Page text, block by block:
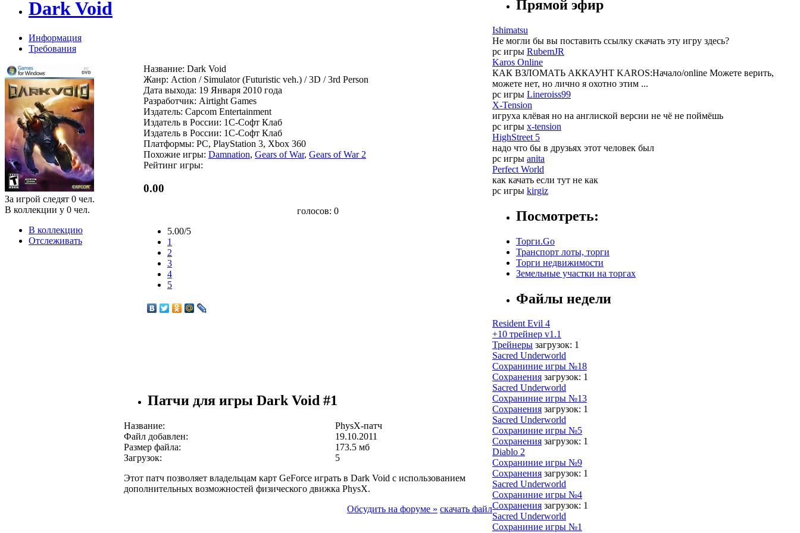
Dark Void
Информация
Требования
За игрой следят 0 чел.
В коллекции у 0 чел.
В коллекцию
Отслеживать
Название: Dark Void
Жанр: Action / Simulator (Futuristic veh.) / 3D / 3rd Person
Дата выхода: 19 Января 2010 года
Разработчик: Airtight Games
Издатель: Capcom Entertainment
Издатель в России: 1C-Софт Клаб
Издатель в России: 1C-Софт Клаб
Платформы: PC, PlayStation 3, Xbox 360
Похожие игры: Damnation, Gears of War, Gears of War 2
Рейтинг игры:
0.00
голосов: 0
5.00/5
1
2
3
4
5
Патчи для игры Dark Void #1
Название:
PhysX-патч
Файл добавлен:
19.10.2011
Размер файла:
173.5 мб
Загрузок:
5
Этот патч позволяет владельцам карт GeForce играть в Dark Void с использованием
дополнительных возможностей физического движка PhysX.
Обсудить на форуме » скачать файл
Прямой эфир
Ishimatsu
Не могли бы вы поставить ссылку скачать эту игру здесь?
pc игры RubemJR
Karos Online
КАК ВЗЛОМАТЬ АККАУНТ KAROS:Начало/online Можете верить,
можете нет, но лично я охотно этим ...
pc игры Lineroiss99
X-Tension
игруха клёвая но на англиской версии не чё не поймёшь
pc игры x-tension
HighStreet 5
надо что бы в друзьях этот человек был
pc игры anita
Perfect World
как качать если тут не как
pc игры kirgiz
Посмотреть:
Торги.Go
Транспорт лоты, торги
Торги недвижимости
Земельные участки на торгах
Файлы недели
Resident Evil 4
+10 трейнер v1.1
Трейнеры загрузок: 1
Sacred Underworld
Сохраниние игры №18
Сохранения загрузок: 1
Sacred Underworld
Сохраниние игры №13
Сохранения загрузок: 1
Sacred Underworld
Сохраниние игры №5
Сохранения загрузок: 1
Diablo 2
Сохраниние игры №9
Сохранения загрузок: 1
Sacred Underworld
Сохраниние игры №4
Сохранения загрузок: 1
Sacred Underworld
Сохраниние игры №1